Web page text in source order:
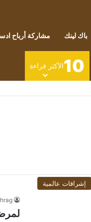
باك لينك مشاركة أرباح
10الأكثر قراءة
إشراقات عالمية